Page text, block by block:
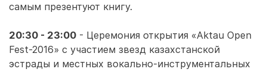
самым презентуют книгу.
20:30 - 23:00 - Церемония открытия «Aktau Open
Fest-2016» с участием звезд казахстанской
эстрады и местных вокально-инструментальных